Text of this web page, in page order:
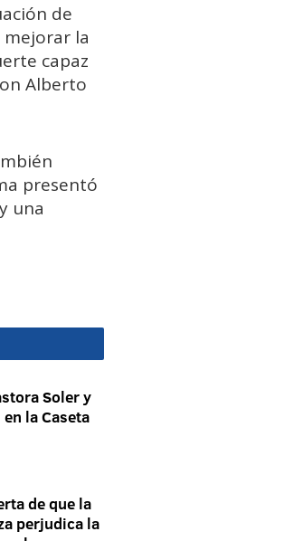
de
la
capaz
Alberto
presentó
una
Soler y
la Caseta
de que la
perjudica la